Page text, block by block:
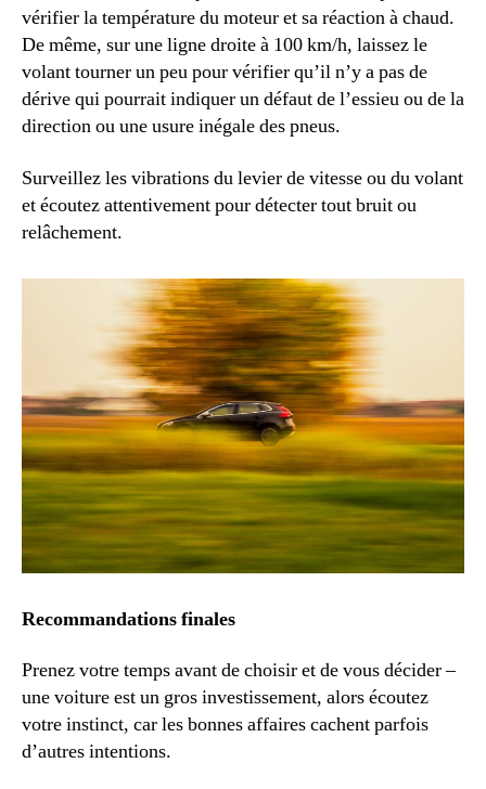
vérifier la température du moteur et sa réaction à chaud.
De même, sur une ligne droite à 100 km/h, laissez le
volant tourner un peu pour vérifier qu’il n’y a pas de
dérive qui pourrait indiquer un défaut de l’essieu ou de la
direction ou une usure inégale des pneus.
Surveillez les vibrations du levier de vitesse ou du volant
et écoutez attentivement pour détecter tout bruit ou
relâchement.
Recommandations finales
Prenez votre temps avant de choisir et de vous décider –
une voiture est un gros investissement, alors écoutez
votre instinct, car les bonnes affaires cachent parfois
d’autres intentions.